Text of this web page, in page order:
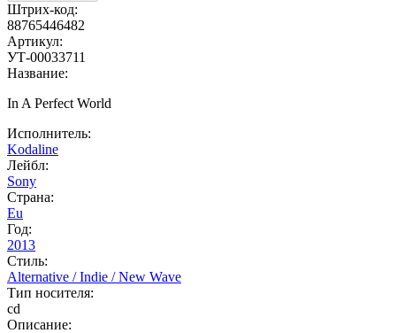
Штрих-код:
88765446482
Артикул:
УТ-00033711
Название:
In A Perfect World
Исполнитель:
Kodaline
Лейбл:
Sony
Страна:
Eu
Год:
2013
Стиль:
Alternative / Indie / New Wave
Тип носителя:
cd
Описание: